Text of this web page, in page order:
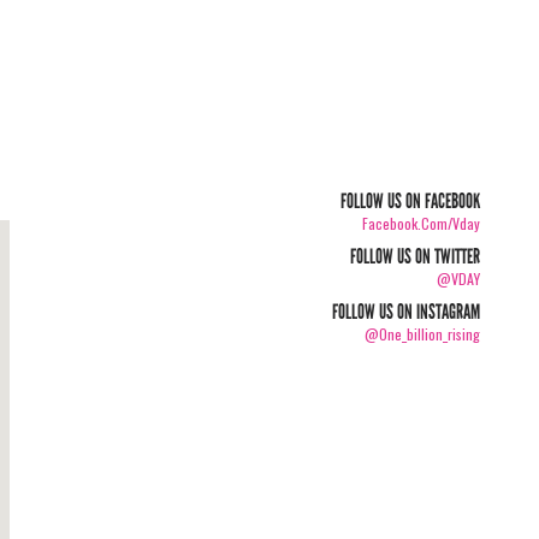
FOLLOW US ON FACEBOOK
Facebook.com/vday
FOLLOW US ON TWITTER
@VDAY
FOLLOW US ON INSTAGRAM
@one_billion_rising